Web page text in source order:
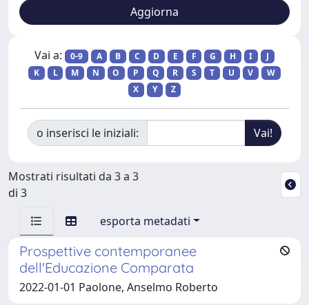
Vai a: 0-9 A B C D E F G H I
J
K
L M N O P Q R S T U V
W
X
Y Z
o inserisci le iniziali:
Mostrati risultati da 3 a 3
di 3
esporta metadati
Prospettive contemporanee
dell'Educazione Comparata
2022-01-01 Paolone, Anselmo Roberto